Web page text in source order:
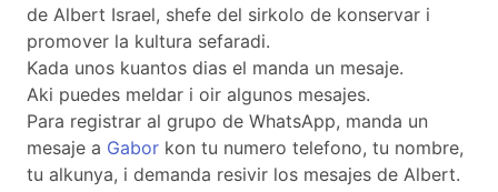
de Albert Israel, shefe del sirkolo de konservar i
promover la kultura sefaradi.
Kada unos kuantos dias el manda un mesaje.
Aki puedes meldar i oir algunos mesajes.
Para registrar al grupo de WhatsApp, manda un
mesaje a Gabor kon tu numero telefono, tu nombre,
tu alkunya, i demanda resivir los mesajes de Albert.